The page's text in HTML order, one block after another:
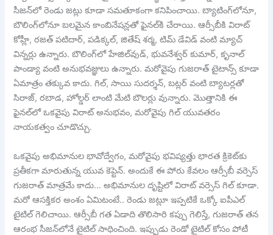
సీజన్‌లో రెండు జట్లు కూడా సమతూకంగా కనిపించాయి. బ్యాటింగ్‌లోనూ,
బౌలింగ్‌లోనూ బలమైన కాంబినేషన్లతో ఫైనల్‌కి చేరాయి. ఆర్సీబీకి విరాట్
కోహ్లీ, రజత్ పటిదార్, పడిక్కల్, జితేష్ శర్మ, టిమ్ డేవిడ్ వంటి మ్యాచ్
విన్నర్లు ఉన్నారు. బౌలింగ్‌లో హేజిల్‌వుడ్, భువనేశ్వర్ కుమార్, కృనాల్
పాండ్యా వంటి అనుభవజ్ఞులు ఉన్నారు. మరోవైపు గుజరాత్ టైటాన్స్ కూడా
ఏమాత్రం తక్కువ కాదు. గిల్, సాయి సుదర్శన్, బట్లర్ వంటి బ్యాటర్లతో
సిరాజ్, రబాడ, హోల్డర్ లాంటి మేటి బౌలర్లు వున్నారు. మొత్తానికి ఈ
ఫైనల్‌లో ఒకవైపు విరాట్ అనుభవం, మరోవైపు గిల్ యువతరం
నాయకత్వం చూడొచ్చు.
ఒకవైపు అభిమానుల భావోద్వేగం, మరోవైపు భవిష్యత్తు భారత క్రికెట్‌కు
ప్రతీకగా మారుతున్న యువ కెప్టెన్. అందుకే ఈ పోరు కేవలం ఆర్సీబీ వర్సెస్
గుజరాత్ మాత్రమే కాదు… అభిమానుల దృష్టిలో విరాట్ వర్సెస్ గిల్ కూడా.
మరో ఆసక్తికర అంశం ఏమిటంటే.. రెండు జట్లూ ఇప్పటికే ఒక్కో ఐపీఎల్
టైటిల్ గెలిచాయి. ఆర్సీబీ గత ఏడాది తొలిసారి కప్పు గెలిస్తే, గుజరాత్ తన
ఆరంభ సీజన్‌లోనే టైటిల్ సాధించింది. ఇప్పుడు రెండో టైటిల్ కోసం పోటీ